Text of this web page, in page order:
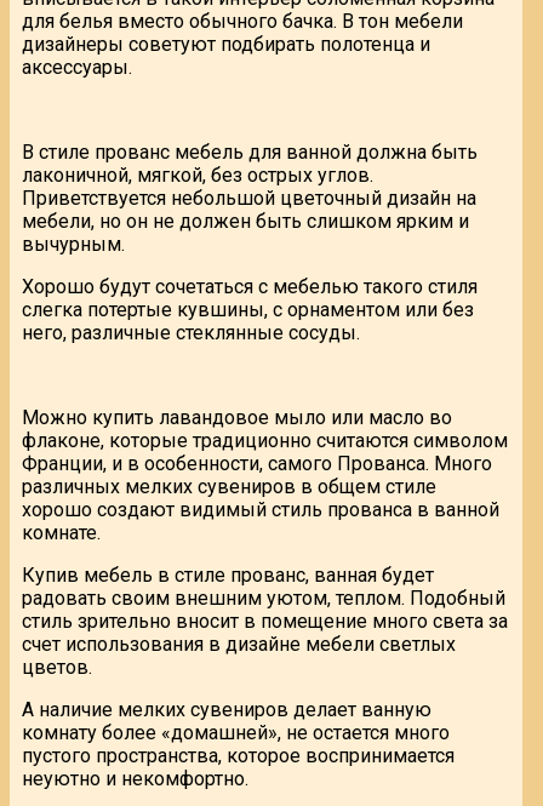
для белья вместо обычного бачка. В тон мебели
дизайнеры советуют подбирать полотенца и
аксессуары.
В стиле прованс мебель для ванной должна быть
лаконичной, мягкой, без острых углов.
Приветствуется небольшой цветочный дизайн на
мебели, но он не должен быть слишком ярким и
вычурным.
Хорошо будут сочетаться с мебелью такого стиля
слегка потертые кувшины, с орнаментом или без
него, различные стеклянные сосуды.
Можно купить лавандовое мыло или масло во
флаконе, которые традиционно считаются символом
Франции, и в особенности, самого Прованса. Много
различных мелких сувениров в общем стиле
хорошо создают видимый стиль прованса в ванной
комнате.
Купив мебель в стиле прованс, ванная будет
радовать своим внешним уютом, теплом. Подобный
стиль зрительно вносит в помещение много света за
счет использования в дизайне мебели светлых
цветов.
А наличие мелких сувениров делает ванную
комнату более «домашней», не остается много
пустого пространства, которое воспринимается
неуютно и некомфортно.